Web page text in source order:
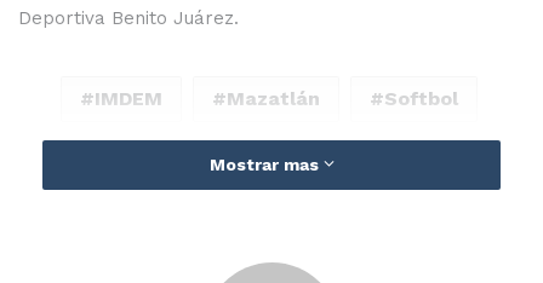
Deportiva Benito Juárez.
IMDEM Mazatlán Softbol
Mostrar mas